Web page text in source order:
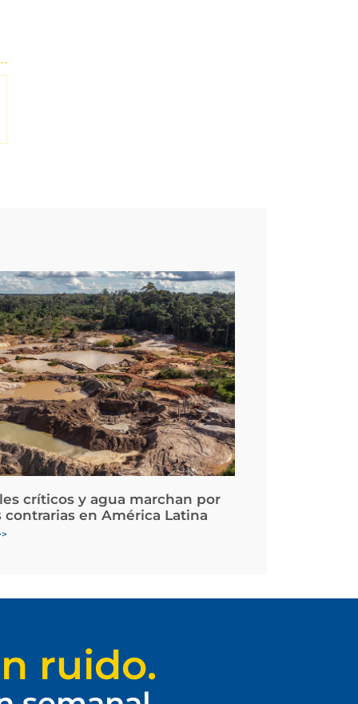
críticos y agua marchan por
contrarias en América Latina
ruido.